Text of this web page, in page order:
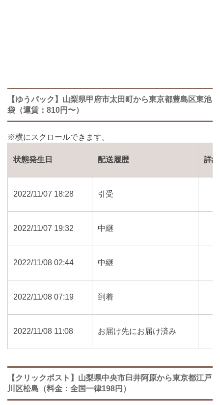
【ゆうパック】山梨県甲府市太田町から東京都豊島区東池
袋（運賃：810円〜）
状態発生日 配送履歴 詳細
2022/11/07 18:28 引受
2022/11/07 19:32 中継
2022/11/08 02:44 中継
2022/11/08 07:19 到着
2022/11/08 11:08 お届け先にお届け済み
【クリックポスト】山梨県中央市臼井阿原から東京都江戸
川区松島（料金：全国一律198円）